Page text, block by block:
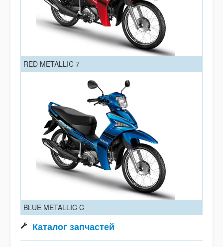
RED METALLIC 7
BLUE METALLIC C
Каталог запчастей